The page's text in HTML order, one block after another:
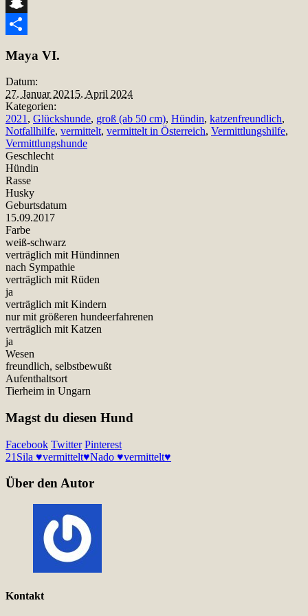
Snapchat
Maya VI.
Datum:
27. Januar 2021 5. April 2024
Kategorien:
2021 , Glückshunde, groß (ab 50 cm), Hündin, katzenfreundlich,
Notfallhilfe, vermittelt, vermittelt in Österreich, Vermittlungshilfe,
Vermittlungshunde
Geschlecht
Hündin
Rasse
Husky
Geburtsdatum
15.09.2017
Farbe
weiß-schwarz
verträglich mit Hündinnen
nach Sympathie
verträglich mit Rüden
ja
verträglich mit Kindern
nur mit größeren hundeerfahrenen
verträglich mit Katzen
ja
Wesen
freundlich, selbstbewußt
Aufenthaltsort
Tierheim in Ungarn
Magst du diesen Hund
Facebook Twitter Pinterest
21 Sila ♥vermittelt♥Nado ♥vermittelt♥
Über den Autor
Kontakt